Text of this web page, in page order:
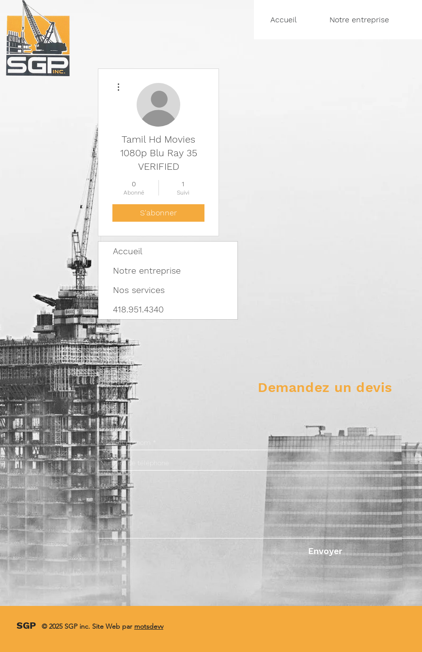
Accueil Notre entreprise
Tamil Hd Movies
1080p Blu Ray 35
VERIFIED
0
Abonné
1
Suivi
S'abonner
Accueil
Notre entreprise
Nos services
418.951.4340
Demandez un devis
Envoyer
SGP © 2025 SGP inc. Site Web par motsdevv